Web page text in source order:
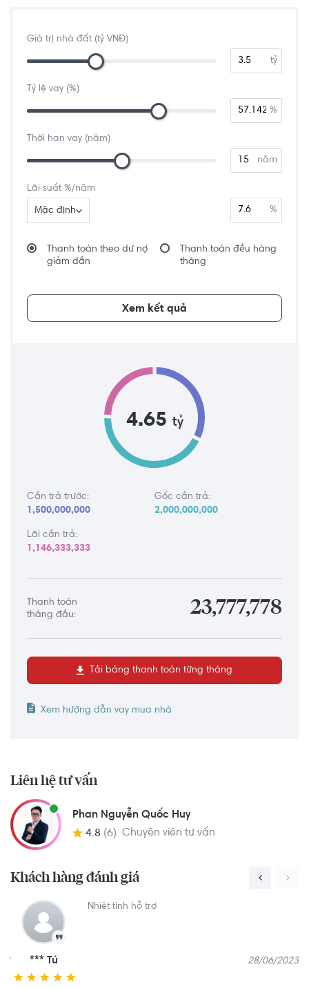
Giá trị nhà đất (tỷ VNĐ)
tỷ
Tỷ lệ vay (%)
%
Thời hạn vay (năm)
năm
Lãi suất %/năm
Mặc định %
Thanh toán theo dư nợ
giảm dần
Thanh toán đều hàng
tháng
Xem kết quả
4.65 tỷ
Cần trả trước:
1,500,000,000
Gốc cần trả:
2,000,000,000
Lãi cần trả:
1,146,333,333
Thanh toán
tháng đầu:
23,777,778
Tải bảng thanh toán từng tháng
Xem hướng dẫn vay mua nhà
Liên hệ tư vấn
Phan Nguyễn Quốc Huy
4.8 (6) Chuyên viên tư vấn
Khách hàng đánh giá
*** Tâm
Nhân viên Quốc Huy rất nhiệt tình và tư vấn sản
07/11/2023